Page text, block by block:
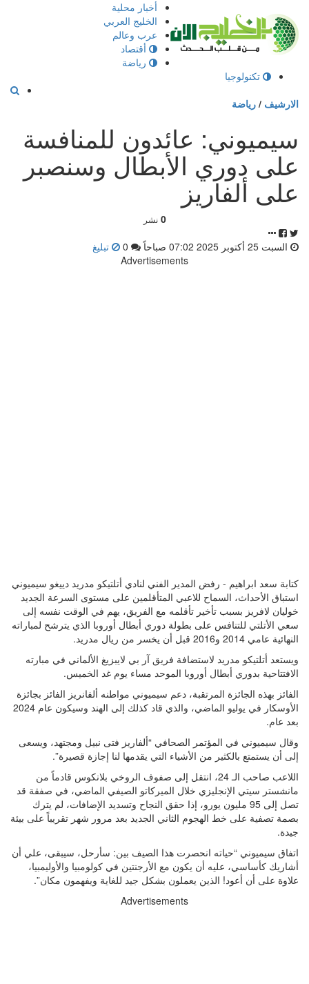
الى
المحتوى
أخبار محلية
الخليج العربي
عرب وعالم
أقتصاد
رياضة
تكنولوجيا
الارشيف / رياضة
سيميوني: عائدون للمنافسة
على دوري الأبطال وسنصبر
على ألفاريز
0 نشر
السبت 25 أكتوبر 2025 07:02 صباحاً
تبليغ
Advertisements
كتابة سعد ابراهيم - رفض المدير الفني لنادي أتلتيكو مدريد دييغو سيميوني
استباق الأحداث، السماح للاعبي المتأقلمين على مستوى السرعة الجديد
خوليان لافريز بسبب تأخير تأقلمه مع الفريق، يهم في الوقت نفسه إلى
سعي الأتلتي للتنافس على بطولة دوري أبطال أوروبا الذي يترشح لمباراته
النهائية عامي 2014 و2016 قبل أن يخسر من ريال مدريد.
ويستعد أتلتيكو مدريد لاستضافة فريق آر بي لايبزيغ الألماني في مبارته
الافتتاحية بدوري أبطال أوروبا الموحد مساء يوم غد الخميس.
الفائز بهذه الجائزة المرتقبة، دعم سيميوني مواطنه ألفانريز الفائز بجائزة
الأوسكار في يوليو الماضي، والذي قاد كذلك إلى الهند وسيكون عام 2024
بعد عام.
وقال سيميوني في المؤتمر الصحافي “ألفاريز فتى نبيل ومجتهد، ويسعى
إلى أن يستمتع بالكثير من الأشياء التي يقدمها لنا إجازة قصيرة”.
اللاعب صاحب الـ 24، انتقل إلى صفوف الروخي بلانكوس قادماً من
مانشستر سيتي الإنجليزي خلال الميركاتو الصيفي الماضي، في صفقة قد
تصل إلى 95 مليون يورو، إذا حقق النجاح وتسديد الإضافات، لم يترك
بصمة تصفية على خط الهجوم الثاني الجديد بعد مرور شهر تقريباً على بيئة
جيدة.
اتفاق سيميوني “حياته انحصرت هذا الصيف بين: سأرحل، سيبقى، علي أن
أشاريك كأساسي، عليه أن يكون مع الأرجنتين في كولومبيا والأوليمبيا،
علاوة على أن أعود! الذين يعملون بشكل جيد للغاية ويفهمون مكان”.
Advertisements